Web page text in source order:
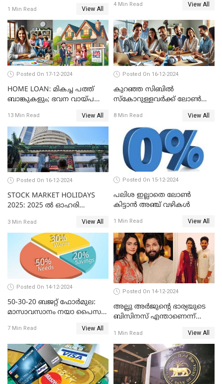
1 Min Read View All
4 Min Read View All
Posted On 17-12-2024
HOME LOAN: മികച്ച പത്ത്
ബാങ്കുകളും; ഭവന വായ്പ
13 Min Read View All
Posted On 16-12-2024
കുറഞ്ഞ സിബിൽ
സ്കോറുള്ളവർക്ക് ലോൺ
8 Min Read View All
Posted On 16-12-2024
STOCK MARKET HOLIDAYS
2025: 2025 ൽ ഓഹരി
ദിനങ്ങൾ
3 Min Read View All
Posted On 15-12-2024
പലിശ ഇല്ലാതെ ലോൺ
കിട്ടാൻ അഞ്ച് വഴികൾ
1 Min Read View All
Posted On 14-12-2024
50-30-20 ബജറ്റ് ഫോർമുല:
മാസാവസാനം നയാ പൈസ
7 Min Read View All
Posted On 14-12-2024
അല്ലു അർജുൻ്റെ ഭാര്യയുടെ
ബിസിനസ് എന്താണെന്ന്
1 Min Read View All